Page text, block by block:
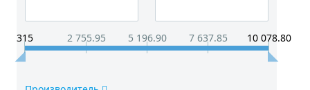
315 2 755.95 5 196.90 7 637.85 10 078.80